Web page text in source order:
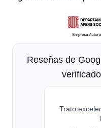
Reseñas de
Trato